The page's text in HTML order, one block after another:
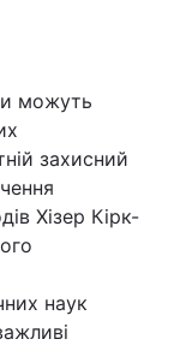
можуть
захисний
Хізер Кірк-
наук